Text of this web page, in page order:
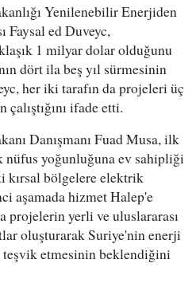
Yenilenebilir Enerjiden
Faysal ed Duveyc,
1 milyar dolar olduğunu
dört ila beş yıl sürmesinin
her iki tarafın da projeleri üç
ifade etti.
Danışmanı Fuad Musa, ilk
nüfus yoğunluğuna ev sahipliği
kırsal bölgelere elektrik
aşamada hizmet Halep'e
projelerin yerli ve uluslararası
oluşturarak Suriye'nin enerji
teşvik etmesinin beklendiğini